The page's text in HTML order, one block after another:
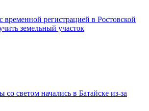
регистрацией в Ростовской
земельный участок
светом начались в Батайске из-за